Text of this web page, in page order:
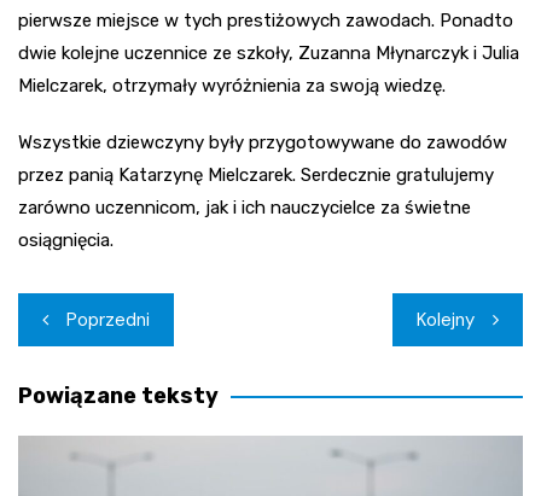
pierwsze miejsce w tych prestiżowych zawodach. Ponadto
dwie kolejne uczennice ze szkoły, Zuzanna Młynarczyk i Julia
Mielczarek, otrzymały wyróżnienia za swoją wiedzę.
Wszystkie dziewczyny były przygotowywane do zawodów
przez panią Katarzynę Mielczarek. Serdecznie gratulujemy
zarówno uczennicom, jak i ich nauczycielce za świetne
osiągnięcia.
Nawigacja
wpisu
Poprzedni Kolejny
Powiązane teksty